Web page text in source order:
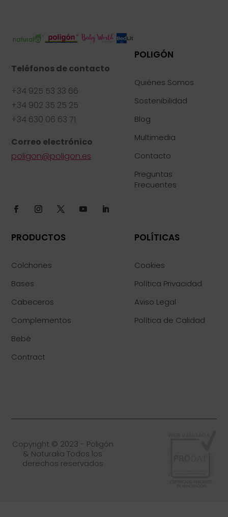
Teléfonos de contacto
+34 925 53 33 66
+34 902 35 25 25
+34 630 06 63 71
Correo electrónico
poligon@poligon.es
POLIGÓN
Quiénes Somos
Sostenibilidad
Blog
Multimedia
Contacto
Preguntas
Frecuentes
PRODUCTOS
Colchones
Bases
Cabeceros
Complementos
Bebé
Contract
POLÍTICAS
Cookies
Política Privacidad
Aviso Legal
Política de Calidad
Copyright © 2023 - Poligón
& Naturalia Todos los
derechos reservados